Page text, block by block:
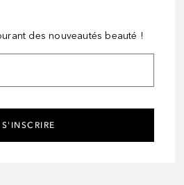
des nouveautés beauté !
S'INSCRIRE